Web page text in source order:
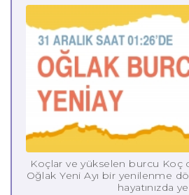
Koçlar ve yükselen burcu Koç
Oğlak Yeni Ayı bir yenilenme
hayatınızda